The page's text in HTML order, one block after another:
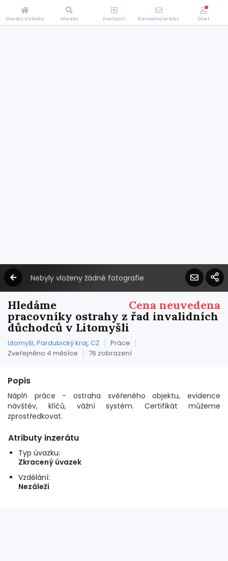
Nebyly vloženy žádné fotografie
Cena neuvedena
Hledáme
pracovníky ostrahy z řad invalidních
důchodců v Litomyšli
Litomyšl, Pardubický kraj, CZ
Práce
Zveřejněno 4 měsíce
76 zobrazení
Popis
Náplň práce - ostraha svěřeného objektu, evidence
návštěv, klíčů, vážní systém. Certifikát můžeme
zprostředkovat.
Atributy inzerátu
Typ úvazku:
Zkracený úvazek
Vzdělání:
Nezáleží
Úvodní Stránka Hledat Zveřejnit Kontaktujte Nás Účet